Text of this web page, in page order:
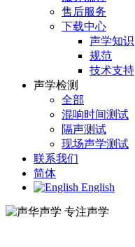
售后服务
下载中心
声学知识
规范
技术支持
声学检测
全部
混响时间测试
隔声测试
现场声学测试
联系我们
简体
English